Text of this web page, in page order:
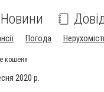
Новини
Погода
кошеня
2020 р.